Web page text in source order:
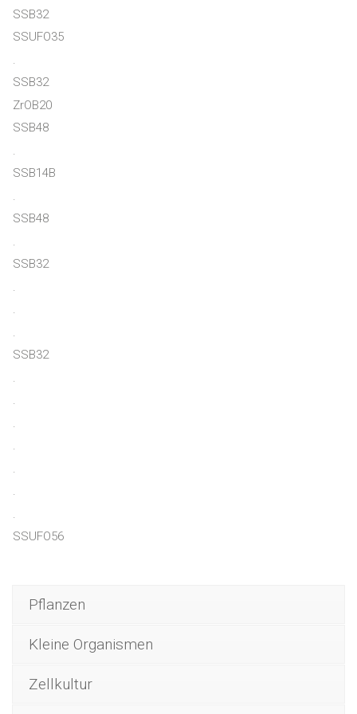
SSB32
SSUFO35
SSB32
ZrOB20
SSB48
SSB14B
SSB48
SSB32
.
SSB32
.
.
.
SSUFO56
Pflanzen
Kleine Organismen
Zellkultur